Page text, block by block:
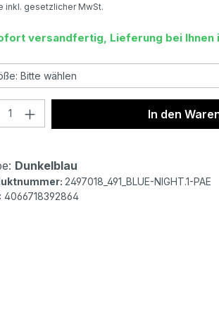
inkl. gesetzlicher MwSt.
versandfertig, Lieferung bei Ihnen
Anzahl: Gib den
In den
Dunkelblau
2497018_491_BLUE-NIGHT.1-PAE
4066718392864